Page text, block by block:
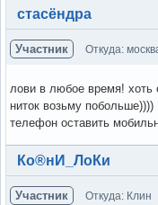
Вне форума
стасёндра
Участник Откуда:
лови в любое время! хоть
ниток возьму побольше))))
телефон оставить
Вне форума
Ко®нИ_ЛоКи
Участник Откуда: Клин